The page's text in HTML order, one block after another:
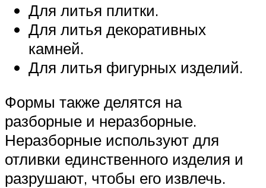
Для литья плитки.
Для литья декоративных
камней.
Для литья фигурных изделий.
Формы также делятся на
разборные и неразборные.
Неразборные используют для
отливки единственного изделия и
разрушают, чтобы его извлечь.